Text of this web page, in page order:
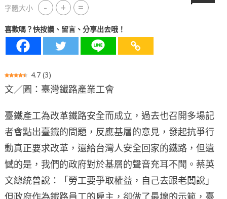
字體大小 - + =
喜歡嗎？快按讚、留言、分享出去哦！
4.7 (3)
文／圖：臺灣鐵路產業工會
臺鐵產工為改革鐵路安全而成立，過去也召開多場記
者會點出臺鐵的問題，反應基層的意見，發起抗爭行
動真正要求改革，還給台灣人安全回家的鐵路，但遺
憾的是，我們的政府對於基層的聲音充耳不聞。蔡英
文總統曾說：「勞工要爭取權益，自己去跟老闆說」